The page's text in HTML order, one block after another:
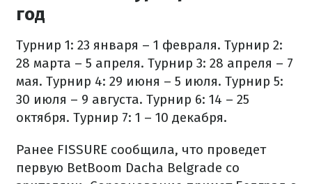
год
Турнир 1: 23 января – 1 февраля. Турнир 2:
28 марта – 5 апреля. Турнир 3: 28 апреля – 7
мая. Турнир 4: 29 июня – 5 июля. Турнир 5:
30 июля – 9 августа. Турнир 6: 14 – 25
октября. Турнир 7: 1 – 10 декабря.
Ранее FISSURE сообщила, что проведет
первую BetBoom Dacha Belgrade со